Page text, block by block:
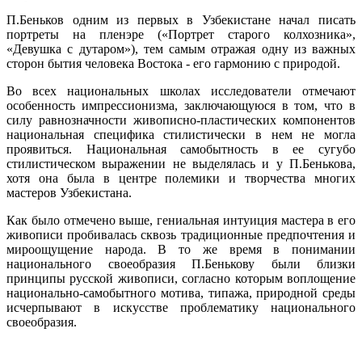
П.Беньков одним из первых в Узбекистане начал писать
портреты на пленэре («Портрет старого колхозника»,
«Девушка с дутаром»), тем самым отражая одну из важных
сторон бытия человека Востока - его гармонию с природой.
Во всех национальных школах исследователи отмечают
особенность импрессионизма, заключающуюся в том, что в
силу равнозначности живописно-пластических компонентов
национальная специфика стилистически в нем не могла
проявиться. Национальная самобытность в ее сугубо
стилистическом выражении не выделялась и у П.Бенькова,
хотя она была в центре полемики и творчества многих
мастеров Узбекистана.
Как было отмечено выше, гениальная интуиция мастера в его
живописи пробивалась сквозь традиционные предпочтения и
мироощущение народа. В то же время в понимании
национального своеобразия П.Бенькову были близки
принципы русской живописи, согласно которым воплощение
национально-самобытного мотива, типажа, природной среды
исчерпывают в искусстве проблематику национального
своеобразия.